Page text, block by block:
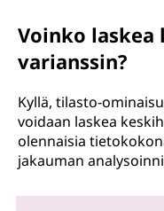
Voinko laskea
varianssin?
Kyllä, tilasto-
voidaan laskea
olennaisia
jakauman